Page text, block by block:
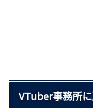
VTuber事務所